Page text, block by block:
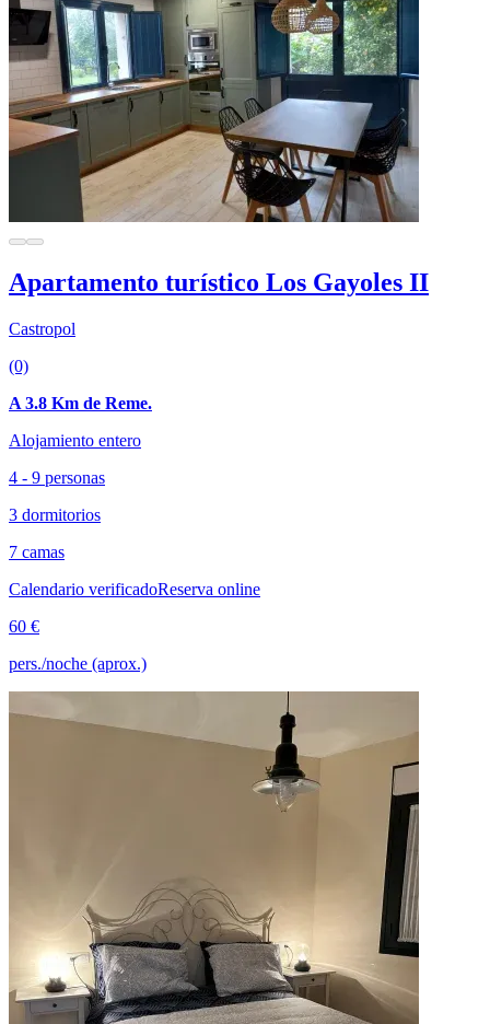
Apartamento turístico Los Gayoles II
Castropol
(0)
A 3.8 Km de Reme.
Alojamiento entero
4 - 9 personas
3 dormitorios
7 camas
Calendario verificadoReserva online
60 €
pers./noche (aprox.)